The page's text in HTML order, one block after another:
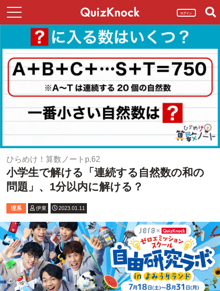
ログイン
ひらめけ！算数ノートp.62
小学生で解ける「連続する自然数の和の
問題」、1分以内に解ける？
理系 伊東 2023.01.11